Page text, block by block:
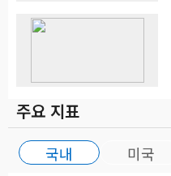
주요 지표
국내 미국